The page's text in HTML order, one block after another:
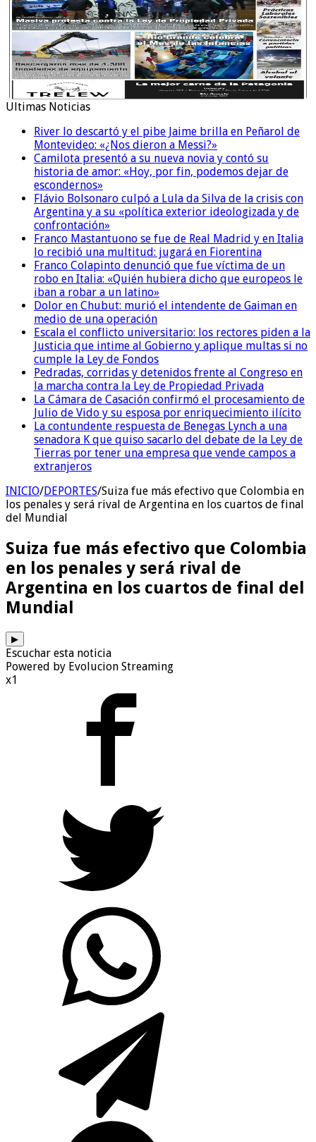
Ultimas Noticias
River lo descartó y el pibe Jaime brilla en Peñarol de
Montevideo: «¿Nos dieron a Messi?»
Camilota presentó a su nueva novia y contó su
historia de amor: «Hoy, por fin, podemos dejar de
escondernos»
Flávio Bolsonaro culpó a Lula da Silva de la crisis con
Argentina y a su «política exterior ideologizada y de
confrontación»
Franco Mastantuono se fue de Real Madrid y en Italia
lo recibió una multitud: jugará en Fiorentina
Franco Colapinto denunció que fue víctima de un
robo en Italia: «Quién hubiera dicho que europeos le
iban a robar a un latino»
Dolor en Chubut: murió el intendente de Gaiman en
medio de una operación
Escala el conflicto universitario: los rectores piden a la
Justicia que intime al Gobierno y aplique multas si no
cumple la Ley de Fondos
Pedradas, corridas y detenidos frente al Congreso en
la marcha contra la Ley de Propiedad Privada
La Cámara de Casación confirmó el procesamiento de
Julio de Vido y su esposa por enriquecimiento ilícito
La contundente respuesta de Benegas Lynch a una
senadora K que quiso sacarlo del debate de la Ley de
Tierras por tener una empresa que vende campos a
extranjeros
INICIO/DEPORTES/Suiza fue más efectivo que Colombia en
los penales y será rival de Argentina en los cuartos de final
del Mundial
Suiza fue más efectivo que Colombia
en los penales y será rival de
Argentina en los cuartos de final del
Mundial
▶
Escuchar esta noticia
Powered by Evolucion Streaming
x1